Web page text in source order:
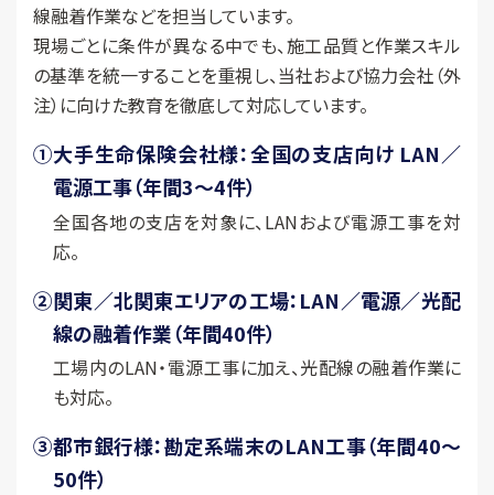
線融着作業などを担当しています。
現場ごとに条件が異なる中でも、施工品質と作業スキル
の基準を統一することを重視し、当社および協力会社（外
注）に向けた教育を徹底して対応しています。
①大手生命保険会社様：全国の支店向け LAN／
電源工事（年間3〜4件）
全国各地の支店を対象に、LANおよび電源工事を対
応。
②関東／北関東エリアの工場：LAN／電源／光配
線の融着作業（年間40件）
工場内のLAN・電源工事に加え、光配線の融着作業に
も対応。
③都市銀行様：勘定系端末のLAN工事（年間40〜
50件）